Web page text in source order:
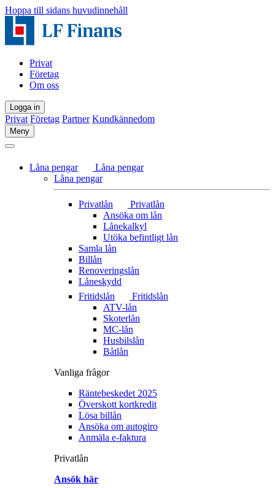
Hoppa till sidans huvudinnehåll
Privat
Företag
Om oss
Logga in
Privat Företag Partner Kundkännedom
Meny
Låna pengar
Låna pengar
Låna pengar
Privatlån
Privatlån
Ansöka om lån
Lånekalkyl
Utöka befintligt lån
Samla lån
Billån
Renoveringslån
Låneskydd
Fritidslån
Fritidslån
ATV-lån
Skoterlån
MC-lån
Husbilslån
Båtlån
Vanliga frågor
Räntebeskedet 2025
Överskott kortkredit
Lösa billån
Ansöka om autogiro
Anmäla e-faktura
Privatlån
Ansök här